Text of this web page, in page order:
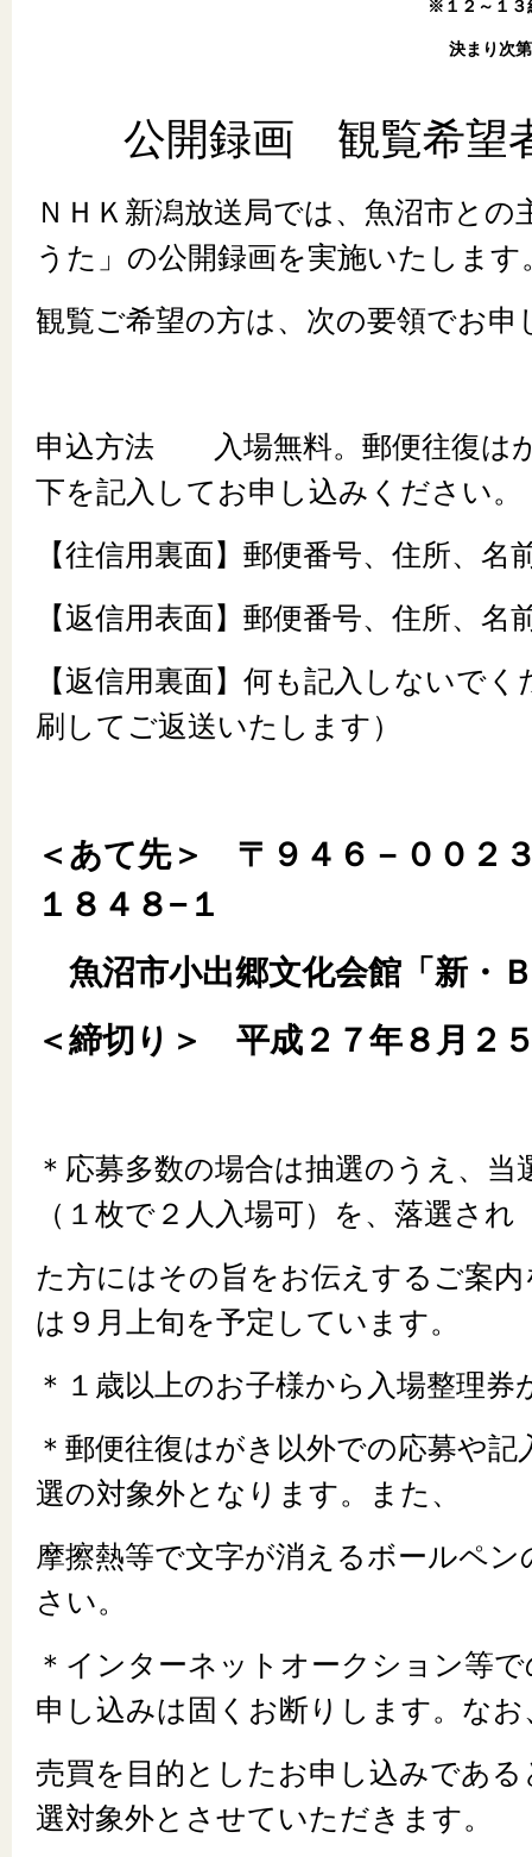
※１２～１３
決まり次第
公開録画 観覧希望
ＮＨＫ新潟放送局では、魚沼市との
うた」の公開録画を実施いたします
観覧ご希望の方は、次の要領でお申
申込方法 入場無料。郵便往復は
下を記入してお申し込みください。
【往信用裏面】郵便番号、住所、名
【返信用表面】郵便番号、住所、名
【返信用裏面】何も記入しないで
刷してご返送いたします）
＜あて先＞ 〒９４６－００２
１８４８−１
魚沼市小出郷文化会館「新・
＜締切り＞ 平成２７年８月２
＊応募多数の場合は抽選のうえ、
（１枚で２人入場可）を、落選され
た方にはその旨をお伝えするご案
は９月上旬を予定しています。
＊１歳以上のお子様から入場整理券
＊郵便往復はがき以外での応募や
選の対象外となります。また、
摩擦熱等で文字が消えるボールペ
さい。
＊インターネットオークション等
申し込みは固くお断りします。なお
売買を目的としたお申し込みであ
選対象外とさせていただきます。